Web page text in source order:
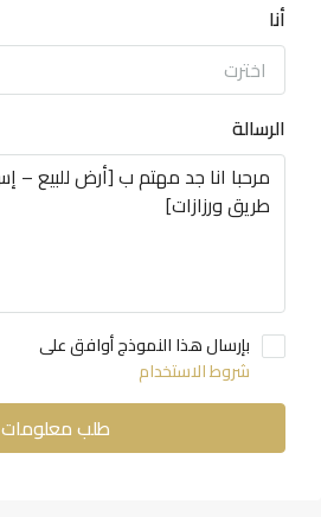
أنا
اخترت
الرسالة
بإرسال هذا النموذج أوافق على
شروط الاستخدام
طلب معلومات